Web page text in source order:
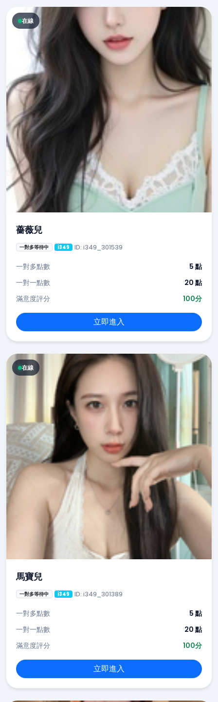
在線
薔薇兒
一對多等待中 i349 ID: i349_301539
一對多點數
5 點
一對一點數
20 點
滿意度評分
100分
立即進入
在線
馬寶兒
一對多等待中 i349 ID: i349_301389
一對多點數
5 點
一對一點數
20 點
滿意度評分
100分
立即進入